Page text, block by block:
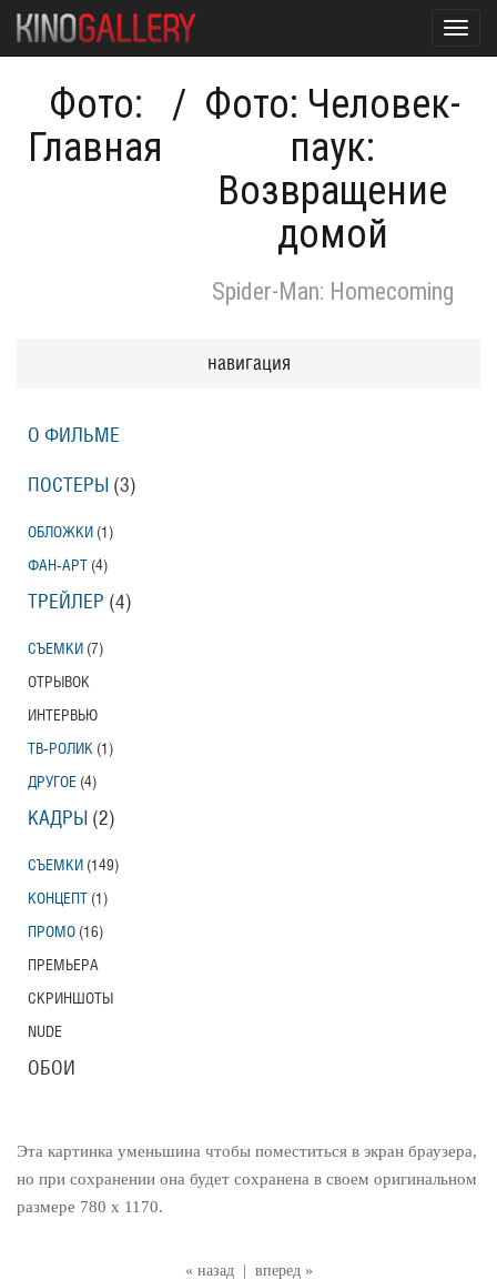
Фото:
Главная
/ Фото: Человек-
паук:
Возвращение
домой
Spider-Man: Homecoming
« назад
вперед »
Эта картинка уменьшина чтобы поместиться в экран браузера,
но при сохранении она будет сохранена в своем оригинальном
размере 780 x 1170.
навигация
О ФИЛЬМЕ
ПОСТЕРЫ (3)
ОБЛОЖКИ (1)
ФАН-АРТ (4)
ТРЕЙЛЕР (4)
СЪЕМКИ (7)
ОТРЫВОК
ИНТЕРВЬЮ
ТВ-РОЛИК (1)
ДРУГОЕ (4)
КАДРЫ (2)
СЪЕМКИ (149)
КОНЦЕПТ (1)
ПРОМО (16)
ПРЕМЬЕРА
СКРИНШОТЫ
NUDE
ОБОИ